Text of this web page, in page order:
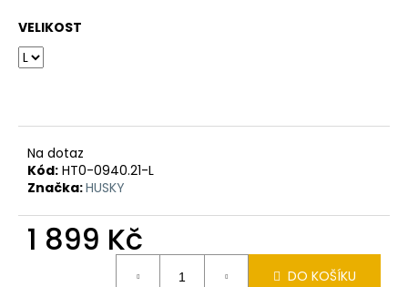
VELIKOST
Na dotaz
Kód: HT0-0940.21-L
Značka:HUSKY
1 899 Kč
DO KOŠÍKU
D
o
r
u
č
u
j
e
m